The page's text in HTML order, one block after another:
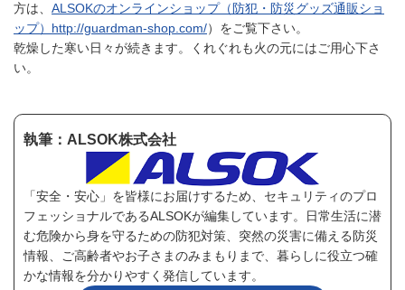
方は、 ALSOKのオンラインショップ（防犯・防災グッズ通販ショ
ップ）http://guardman-shop.com/）をご覧下さい。
乾燥した寒い日々が続きます。くれぐれも火の元にはご用心下さ
い。
執筆：ALSOK株式会社
「安全・安心」を皆様にお届けするため、セキュリティのプロ
フェッショナルであるALSOKが編集しています。日常生活に潜
む危険から身を守るための防犯対策、突然の災害に備える防災
情報、ご高齢者やお子さまのみまもりまで、暮らしに役立つ確
かな情報を分かりやすく発信しています。